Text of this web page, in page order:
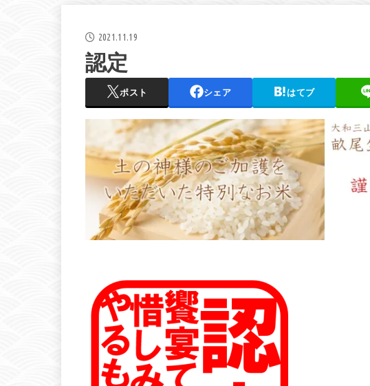
2021.11.19
認定
ポスト シェア はてブ